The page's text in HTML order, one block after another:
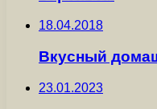
18.04.2018
Вкусный
23.01.2023